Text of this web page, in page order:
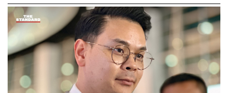
หากประชาชนเห็นชอบ ก็จะมีผลบังคับใช้ และหากมีการยุบ
สภา สสร. ก็จะยังคงอยู่ ไม่ล้มหายตายจาก
ภาพ:ศวิตา พูลเสถียร
นายกรัฐมนตรี รัฐสภา
รัฐธรรมนูญ
อนุทิน ชาญวีรกูล
พรรคภูมิใจไทย